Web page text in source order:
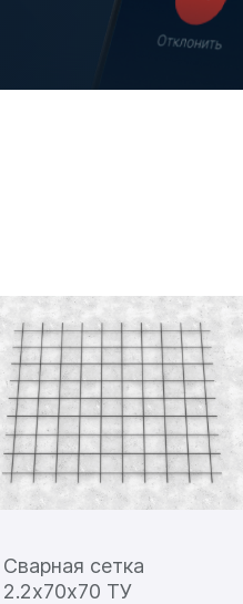
Сварная сетка
2.2х70х70 ТУ